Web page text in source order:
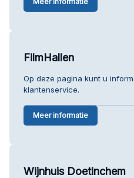
FilmHallen
Op deze pagina kunt u
klantenservice.
Meer informatie
Wijnhuis Doetinchem